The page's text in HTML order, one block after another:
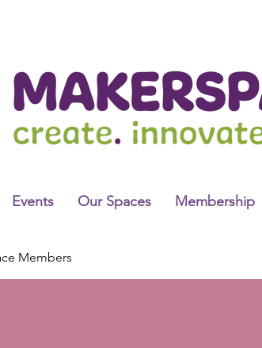
Events Our Spaces Membership
Members